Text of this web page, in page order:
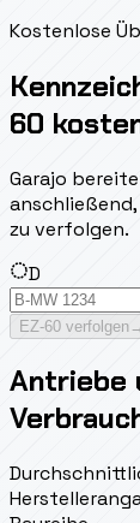
Kostenlose
60
Garajo
zu verfolgen.
D
EZ-60 verfolgen →
Antriebe